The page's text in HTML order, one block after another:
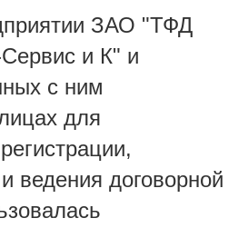
ЗАО "ТФД
и К" и
с ним
для
ведения договорной